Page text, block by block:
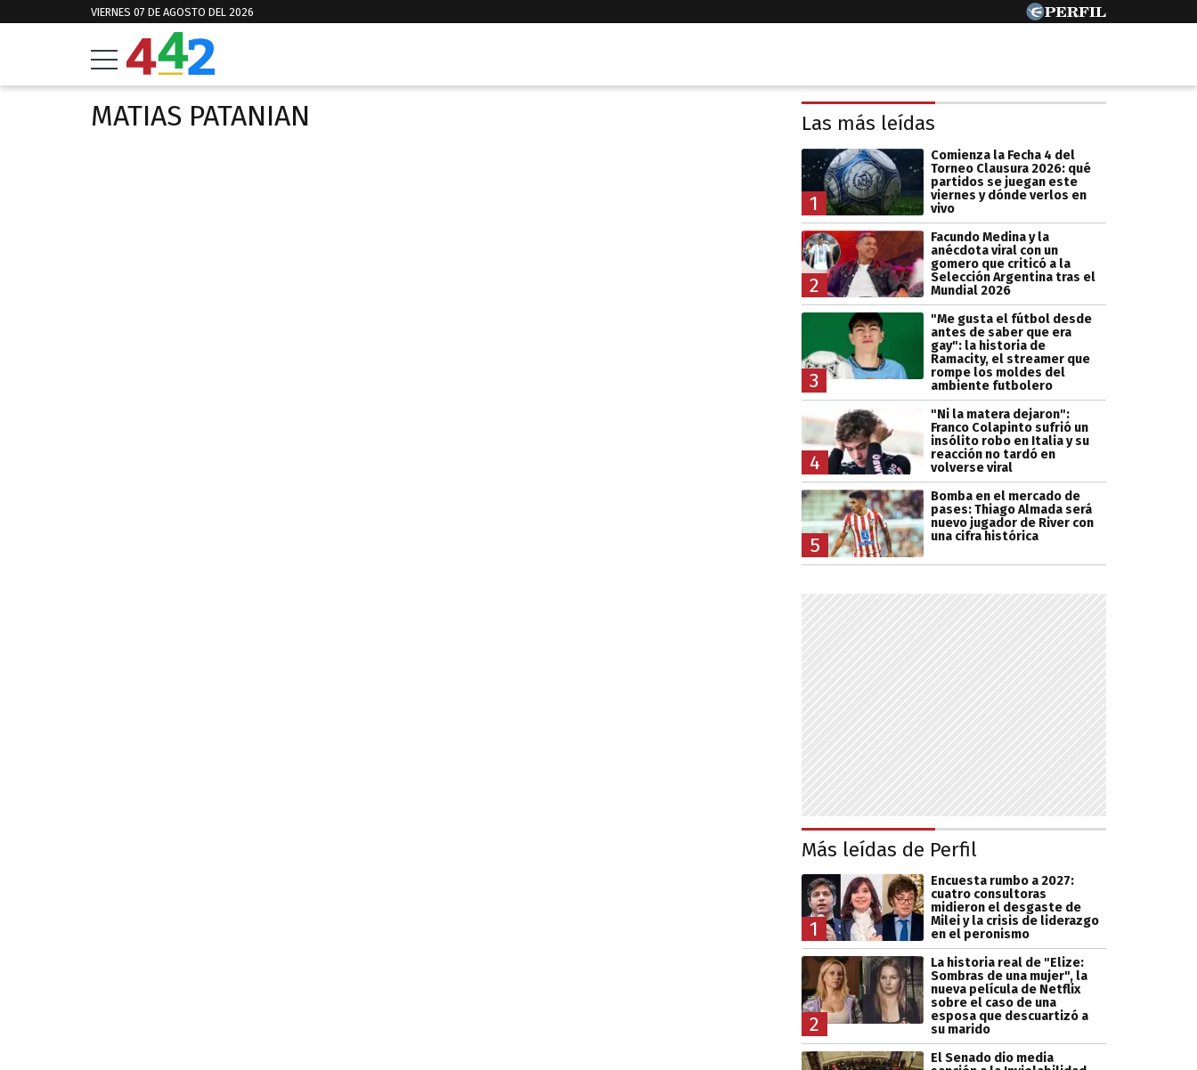
VIERNES 07 DE AGOSTO DEL 2026
MATIAS PATANIAN Las más leídas
1
Comienza la Fecha 4 del
Torneo Clausura 2026: qué
partidos se juegan este
viernes y dónde verlos en
vivo
2
Facundo Medina y la
anécdota viral con un
gomero que criticó a la
Selección Argentina tras el
Mundial 2026
3
"Me gusta el fútbol desde
antes de saber que era
gay": la historia de
Ramacity, el streamer que
rompe los moldes del
ambiente futbolero
4
"Ni la matera dejaron":
Franco Colapinto sufrió un
insólito robo en Italia y su
reacción no tardó en
volverse viral
5
Bomba en el mercado de
pases: Thiago Almada será
nuevo jugador de River con
una cifra histórica
Más leídas de Perfil
1
Encuesta rumbo a 2027:
cuatro consultoras
midieron el desgaste de
Milei y la crisis de liderazgo
en el peronismo
2
La historia real de "Elize:
Sombras de una mujer", la
nueva película de Netflix
sobre el caso de una
esposa que descuartizó a
su marido
El Senado dio media